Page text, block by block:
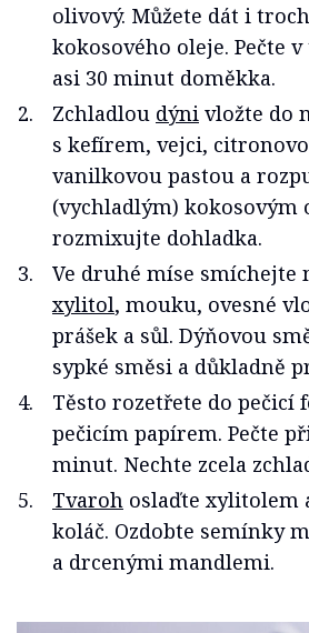
olivový. Můžete dát i
kokosového oleje. Pečte
asi 30 minut doměkka.
Zchladlou dýni vložte do
s kefírem, vejci,
vanilkovou pastou a
(vychladlým) kokosovým
rozmixujte dohladka.
Ve druhé míse smíchejte
xylitol, mouku, ovesné
prášek a sůl. Dýňovou
sypké směsi a důkladně
Těsto rozetřete do pečicí
pečicím papírem. Pečte při
minut. Nechte zcela
Tvaroh oslaďte xylitolem
koláč. Ozdobte semínky
a drcenými mandlemi.